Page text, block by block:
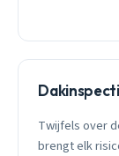
Twijfels over
brengt elk